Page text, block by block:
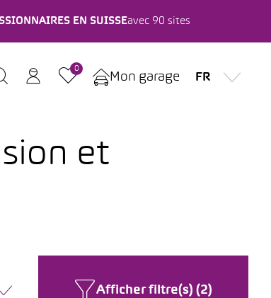
EN SUISSEavec 90 sites
0
Mon garage FR
et
Afficher filtre(s) (2)